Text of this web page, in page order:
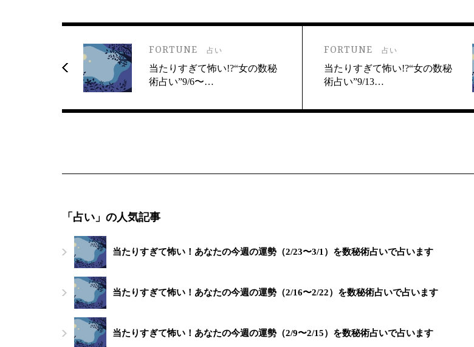
FORTUNE 占い
当たりすぎて怖い!?“女の数秘
術占い”9/6〜…
FORTUNE 占い
当たりすぎて怖い!?“女の数秘
術占い”9/13…
「占い」の人気記事
当たりすぎて怖い！あなたの今週の運勢（2/23〜3/1）を数秘術占いで占います
当たりすぎて怖い！あなたの今週の運勢（2/16〜2/22）を数秘術占いで占います
当たりすぎて怖い！あなたの今週の運勢（2/9〜2/15）を数秘術占いで占います